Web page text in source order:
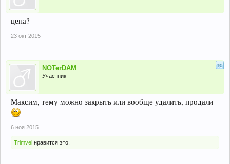
цена?
23 окт 2015
NOTerDAM
Участник
Максим, тему можно закрыть или вообще удалить, продали
6 ноя 2015
Trimvel нравится это.